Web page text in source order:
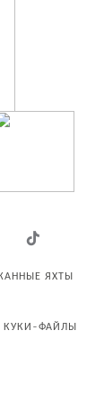
ЯХТЫ
КУКИ-ФАЙЛЫ